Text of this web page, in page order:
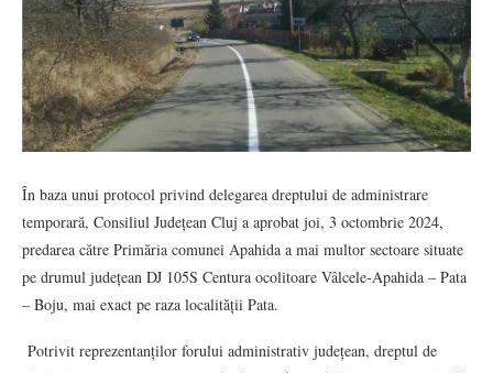
În baza unui protocol privind delegarea dreptului de administrare
temporară, Consiliul Județean Cluj a aprobat joi, 3 octombrie 2024,
predarea către Primăria comunei Apahida a mai multor sectoare situate
pe drumul județean DJ 105S Centura ocolitoare Vâlcele-Apahida – Pata
– Boju, mai exact pe raza localității Pata.
Potrivit reprezentanților forului administrativ județean, dreptul de